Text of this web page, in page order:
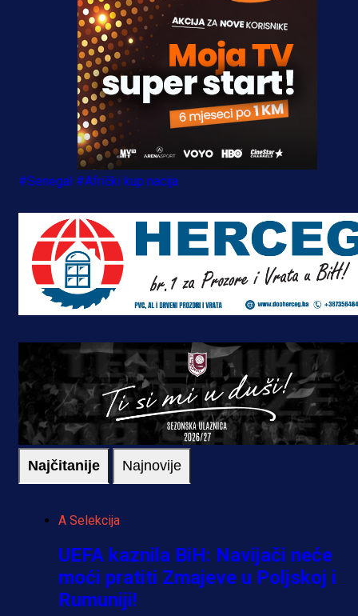
#Senegal #Afrički kup nacija
Najčitanije Najnovije
A Selekcija
UEFA kaznila BiH: Navijači neće
moći pratiti Zmajeve u Poljskoj i
Rumuniji!